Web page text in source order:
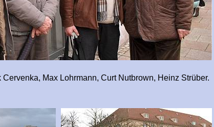
Max Lohrmann, Curt Nutbrown, Heinz Strüber.